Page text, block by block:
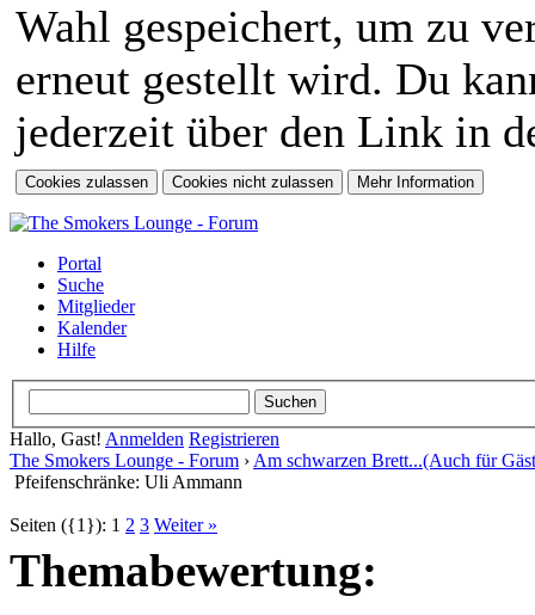
Wahl gespeichert, um zu
erneut gestellt wird. Du
jederzeit über den Link in
Portal
Suche
Mitglieder
Kalender
Hilfe
Hallo, Gast! Anmelden Registrieren
The Smokers Lounge - Forum › Am schwarzen Brett...(Auch für
Pfeifenschränke: Uli Ammann
Seiten ({1}): 1 2 3 Weiter »
Themabewertung: